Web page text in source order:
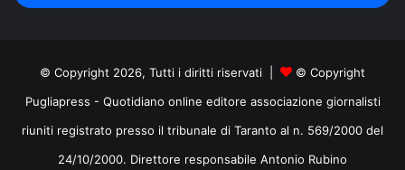
mail
© Copyright 2026, Tutti i diritti riservati |
© Copyright
Pugliapress - Quotidiano online editore associazione giornalisti
riuniti registrato presso il tribunale di Taranto al n. 569/2000 del
24/10/2000. Direttore responsabile Antonio Rubino